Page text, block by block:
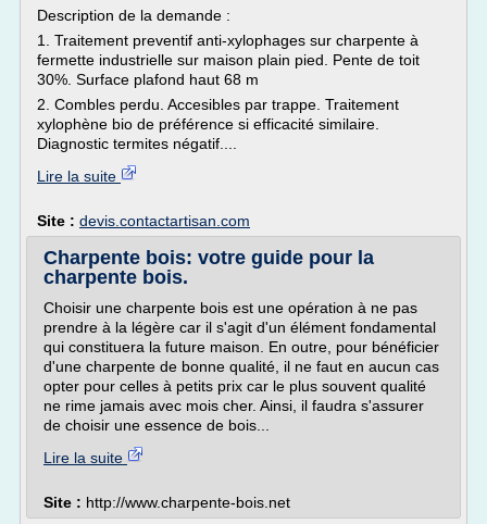
Description de la demande :
1. Traitement preventif anti-xylophages sur charpente à
fermette industrielle sur maison plain pied. Pente de toit
30%. Surface plafond haut 68 m
2. Combles perdu. Accesibles par trappe. Traitement
xylophène bio de préférence si efficacité similaire.
Diagnostic termites négatif....
Lire la suite
Site : devis.contactartisan.com
Charpente bois: votre guide pour la
charpente bois.
Choisir une charpente bois est une opération à ne pas
prendre à la légère car il s'agit d'un élément fondamental
qui constituera la future maison. En outre, pour bénéficier
d'une charpente de bonne qualité, il ne faut en aucun cas
opter pour celles à petits prix car le plus souvent qualité
ne rime jamais avec mois cher. Ainsi, il faudra s'assurer
de choisir une essence de bois...
Lire la suite
Site : http://www.charpente-bois.net